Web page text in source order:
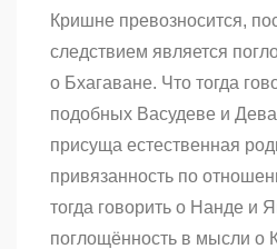
Кришне превозносится,
следствием является
о Бхагаване. Что тогда
подобных Васудеве и
присуща естественная
привязанность по
тогда говорить о Нанде и
поглощённость в мысли о